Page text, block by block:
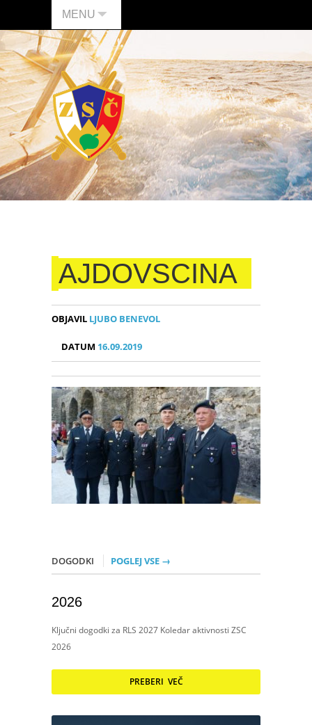
MENU
AJDOVSCINA
OBJAVIL LJUBO BENEVOL
DATUM 16.09.2019
DOGODKI POGLEJ VSE →
2026
Ključni dogodki za RLS 2027 Koledar aktivnosti ZSC
2026
PREBERI VEČ